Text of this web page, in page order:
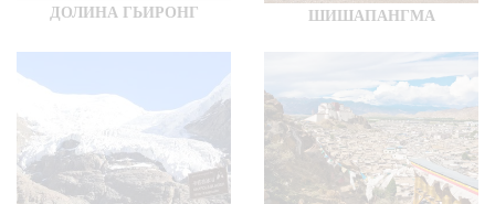
ДОЛИНА ГЬИРОНГ ШИШАПАНГМА